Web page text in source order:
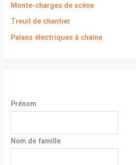
Monte-charges de scène
Treuil de chantier
Palans électriques à chaîne
Prénom
Nom de famille